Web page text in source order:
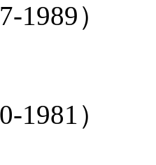
1989）
1981）